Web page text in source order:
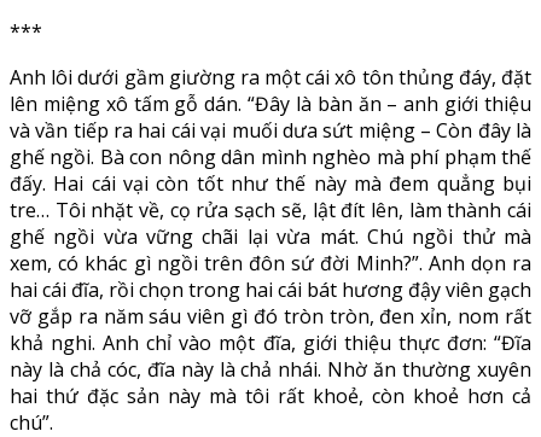
***
Anh lôi dưới gầm giường ra một cái xô tôn thủng đáy, đặt
lên miệng xô tấm gỗ dán. “Đây là bàn ăn – anh giới thiệu
và vần tiếp ra hai cái vại muối dưa sứt miệng – Còn đây là
ghế ngồi. Bà con nông dân mình nghèo mà phí phạm thế
đấy. Hai cái vại còn tốt như thế này mà đem quẳng bụi
tre… Tôi nhặt về, cọ rửa sạch sẽ, lật đít lên, làm thành cái
ghế ngồi vừa vững chãi lại vừa mát. Chú ngồi thử mà
xem, có khác gì ngồi trên đôn sứ đời Minh?”. Anh dọn ra
hai cái đĩa, rồi chọn trong hai cái bát hương đậy viên gạch
vỡ gắp ra năm sáu viên gì đó tròn tròn, đen xỉn, nom rất
khả nghi. Anh chỉ vào một đĩa, giới thiệu thực đơn: “Đĩa
này là chả cóc, đĩa này là chả nhái. Nhờ ăn thường xuyên
hai thứ đặc sản này mà tôi rất khoẻ, còn khoẻ hơn cả
chú”.